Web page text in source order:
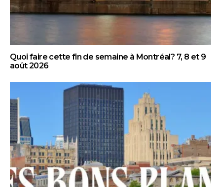
Quoi faire cette fin de semaine à Montréal? 7, 8 et 9
août 2026